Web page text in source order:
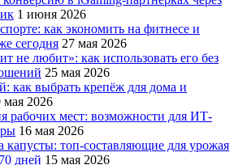
1 июня 2026
как экономить на фитнесе и
сегодня 27 мая 2026
не любит»: как использовать его без
25 мая 2026
как выбрать крепёж для дома и
мая 2026
рабочих мест: возможности для ИТ-
16 мая 2026
капусты: топ‑составляющие для урожая
дней 15 мая 2026